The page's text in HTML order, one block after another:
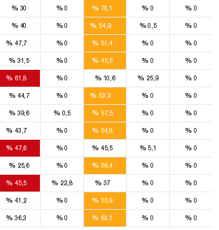
%30 %0 %70,1 % 0 %0
%40 %0 % 54,9 %0,5 %0
%47,7 %0 %51,4 % 0 %0
%31,5 %0 %45,5 % 0 %0
%61,8 %0 %10,6 % 25,9 %0
%44,7 %0 % 53,3 % 0 %0
%39,6 %0,5 %57,5 % 0 %0
%43,7 %0 %54,8 % 0 %0
%47,6 %0 %45,5 %5,1 %0
%25,6 %0 %36,4 % 0 %0
%45,5 % 22,8 %37 % 0 %0
%41,2 %0 %55,9 % 0 %0
%36,3 %0 %63,1 % 0 %0